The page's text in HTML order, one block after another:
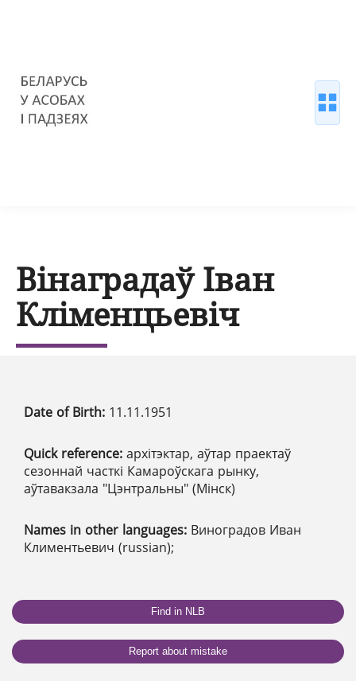
Вінаградаў Іван
Кліменцьевіч
Date of Birth: 11.11.1951
Quick reference: архітэктар, аўтар праектаў
сезоннай часткі Камароўскага рынку,
аўтавакзала "Цэнтральны" (Мінск)
Names in other languages: Виноградов Иван
Климентьевич (russian);
Find in NLB
Report about mistake